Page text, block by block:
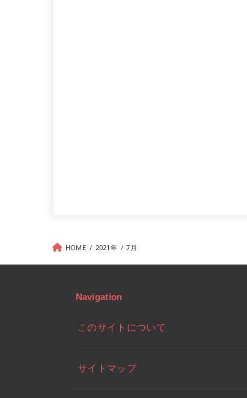
HOME 2021年 7月
Navigation
このサイトについて
サイトマップ